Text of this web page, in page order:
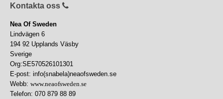
Kontakta oss
Nea Of Sweden
Lindvägen 6
194 92 Upplands Väsby
Sverige
Org:SE570526101301
E-post: info(snabela)neaofsweden.se
Webb: www.neaofsweden.se
Telefon: 070 879 88 89